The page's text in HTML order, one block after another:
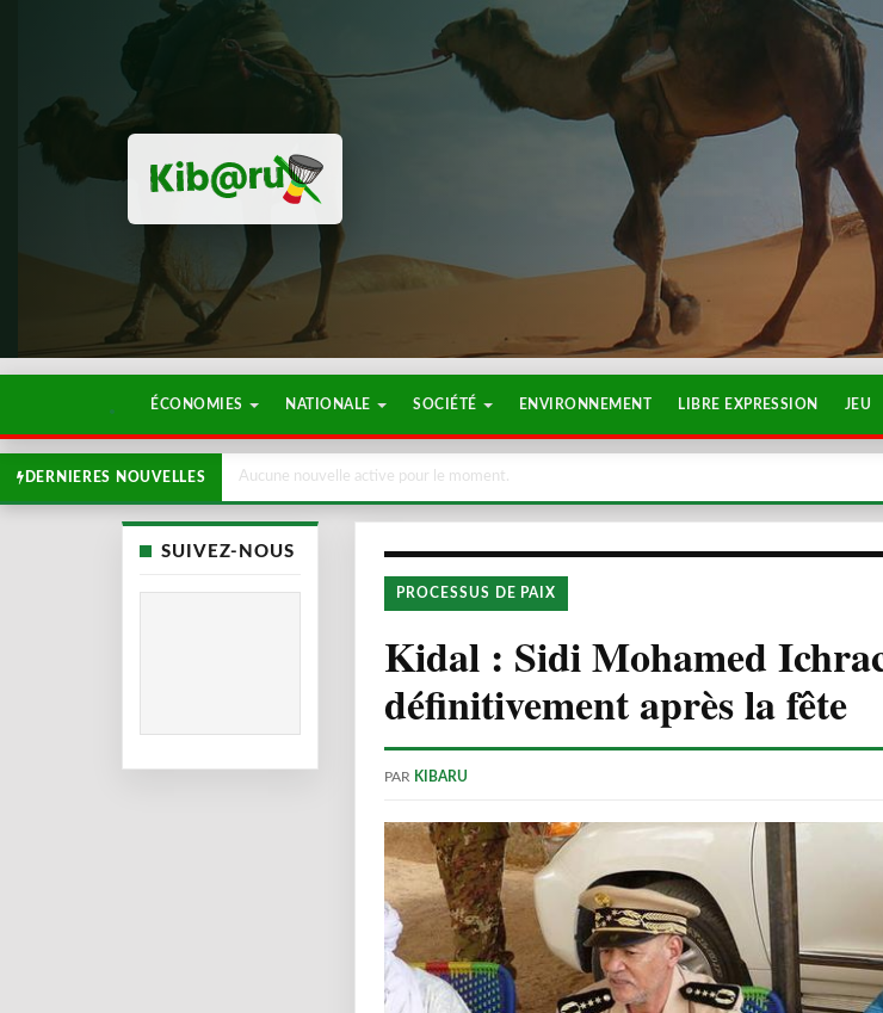
ÉCONOMIES NATIONALE SOCIÉTÉ ENVIRONNEMENT LIBRE EXPRESSION JEU
DERNIERES NOUVELLES Aucune nouvelle active pour le moment.
SUIVEZ-NOUS
PROCESSUS DE PAIX
Kidal : Sidi Mohamed
définitivement après la fête
PAR KIBARU